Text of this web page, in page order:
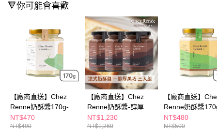
※ 請注意：結帳手續完成當下不需立刻繳費，但若您需要取消訂單，請聯絡
※ 交易是否成功請以「AFTEE先享後付 」之結帳頁面顯示為準，若有關於
是否繳費成功／繳費後需取消欲退款等相關疑問，請聯繫「AFTEE先享後付
客戶支援中心」https://netprotections.freshdesk.com/support/home
【注意事項】
１．透過由恩沛科技股份有限公司提供之「AFTEE先享後付」服務完成之交
易，需依本服務之必要範圍內提供個人資料，並將交易相關給付款項請求債
權轉讓予恩沛科技股份有限公司。
２．關於個人資料處理事宜，請瀏覽以下網址：
https://aftee.tw/terms/#terms3
３．未成年的使用者請事先徵得法定代理人或監護人之同意方可使用
「AFTEE先享後付」，若未經同意申辦者引起之損失，本公司不負相關責
🔻你可能會喜歡
【廠商直送】Chez
Renne奶酥醬170g-原
味法式奶酥醬
NT$470
NT$490
【廠商直送】Chez
Renne奶酥醬-醇厚黑
巧法式奶酥醬3入組
NT$1,230
NT$1,260
【廠商直送】
Renne奶酥醬
蒜法式奶酥醬
NT$480
NT$500